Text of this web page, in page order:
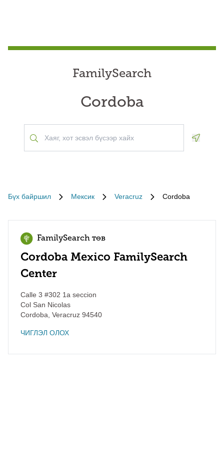
FamilySearch
Cordoba
Бүх байршил Мексик Veracruz Cordoba
FamilySearch төв
Cordoba Mexico FamilySearch
Center
Calle 3 #302 1a seccion
Col San Nicolas
Cordoba Veracruz 94540
ЧИГЛЭЛ ОЛОХ